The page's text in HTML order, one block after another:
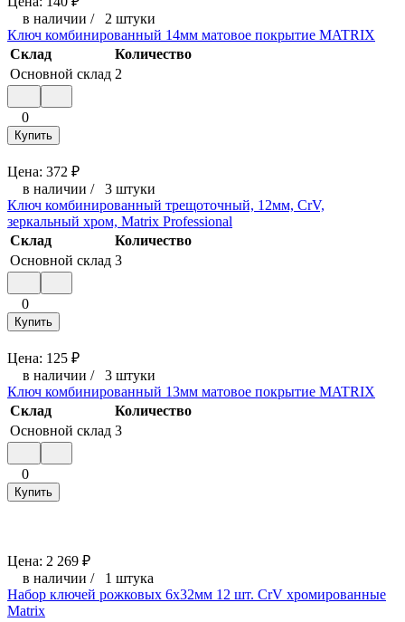
в наличии / 2 штуки
Ключ комбинированный 14мм матовое покрытие MATRIX
Склад
Количество
Основной склад 2
0
Купить
Цена: 372 ₽
в наличии / 3 штуки
Ключ комбинированный трещоточный, 12мм, CrV,
зеркальный хром, Matrix Professional
Склад
Количество
Основной склад 3
0
Купить
Цена: 125 ₽
в наличии / 3 штуки
Ключ комбинированный 13мм матовое покрытие MATRIX
Склад
Количество
Основной склад 3
0
Купить
Цена: 2 269 ₽
в наличии / 1 штука
Набор ключей рожковых 6х32мм 12 шт. CrV хромированные
Matrix